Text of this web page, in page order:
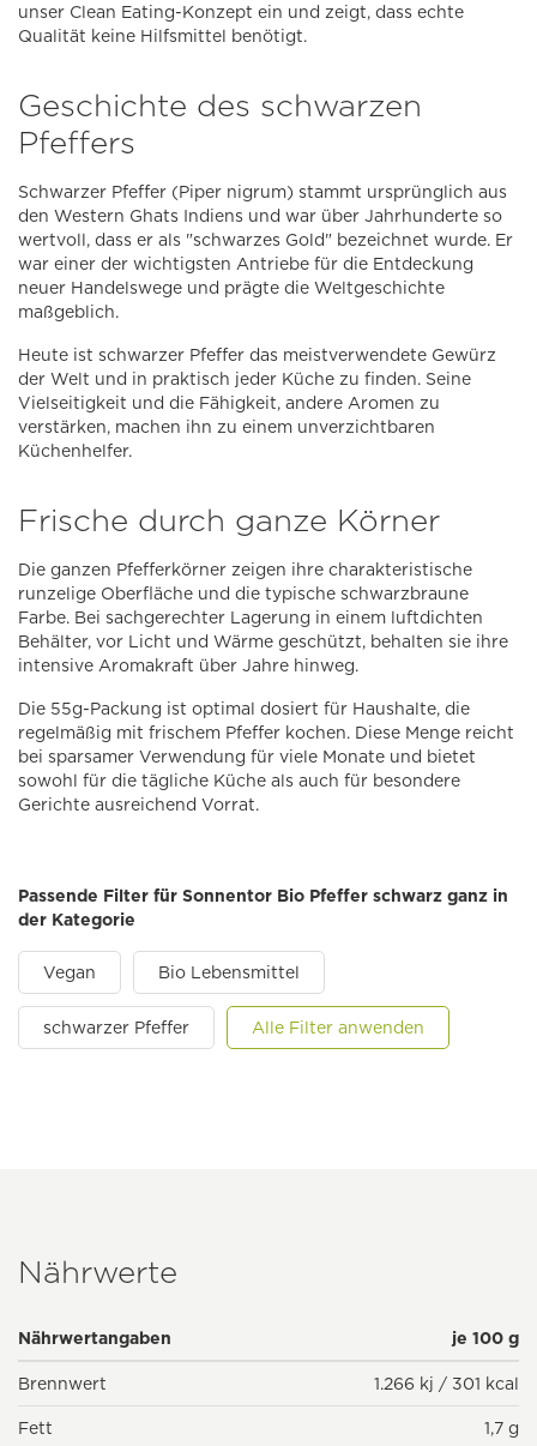
unser Clean Eating-Konzept ein und zeigt, dass echte
Qualität keine Hilfsmittel benötigt.
Geschichte des schwarzen
Pfeffers
Schwarzer Pfeffer (Piper nigrum) stammt ursprünglich aus
den Western Ghats Indiens und war über Jahrhunderte so
wertvoll, dass er als "schwarzes Gold" bezeichnet wurde. Er
war einer der wichtigsten Antriebe für die Entdeckung
neuer Handelswege und prägte die Weltgeschichte
maßgeblich.
Heute ist schwarzer Pfeffer das meistverwendete Gewürz
der Welt und in praktisch jeder Küche zu finden. Seine
Vielseitigkeit und die Fähigkeit, andere Aromen zu
verstärken, machen ihn zu einem unverzichtbaren
Küchenhelfer.
Frische durch ganze Körner
Die ganzen Pfefferkörner zeigen ihre charakteristische
runzelige Oberfläche und die typische schwarzbraune
Farbe. Bei sachgerechter Lagerung in einem luftdichten
Behälter, vor Licht und Wärme geschützt, behalten sie ihre
intensive Aromakraft über Jahre hinweg.
Die 55g-Packung ist optimal dosiert für Haushalte, die
regelmäßig mit frischem Pfeffer kochen. Diese Menge reicht
bei sparsamer Verwendung für viele Monate und bietet
sowohl für die tägliche Küche als auch für besondere
Gerichte ausreichend Vorrat.
Passende Filter für Sonnentor Bio Pfeffer schwarz ganz in
der Kategorie
Vegan Bio Lebensmittel
schwarzer Pfeffer Alle Filter anwenden
Nährwerte
Nährwertangaben je 100 g
Brennwert 1.266 kj / 301 kcal
Fett
1,7 g